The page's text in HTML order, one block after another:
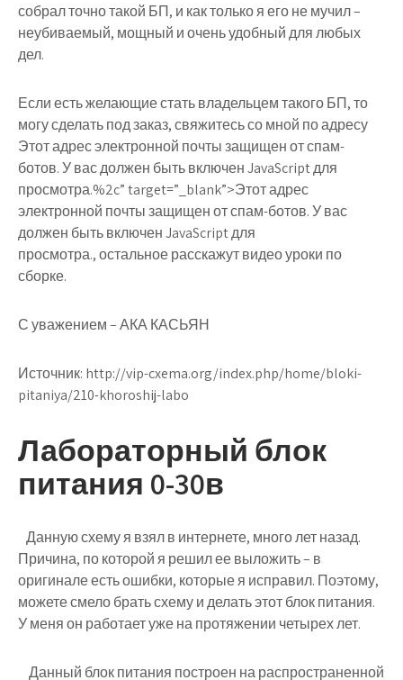
собрал точно такой БП, и как только я его не мучил –
неубиваемый, мощный и очень удобный для любых
дел.
Если есть желающие стать владельцем такого БП, то
могу сделать под заказ, свяжитесь со мной по адресу
Этот адрес электронной почты защищен от спам-
ботов. У вас должен быть включен JavaScript для
просмотра.%2c” target=”_blank”>Этот адрес
электронной почты защищен от спам-ботов. У вас
должен быть включен JavaScript для
просмотра., остальное расскажут видео уроки по
сборке.
С уважением – АКА КАСЬЯН
Источник: http://vip-cxema.org/index.php/home/bloki-
pitaniya/210-khoroshij-labo
Лабораторный блок
питания 0-30в
Данную схему я взял в интернете, много лет назад.
Причина, по которой я решил ее выложить – в
оригинале есть ошибки, которые я исправил. Поэтому,
можете смело брать схему и делать этот блок питания.
У меня он работает уже на протяжении четырех лет.
Данный блок питания построен на распространенной